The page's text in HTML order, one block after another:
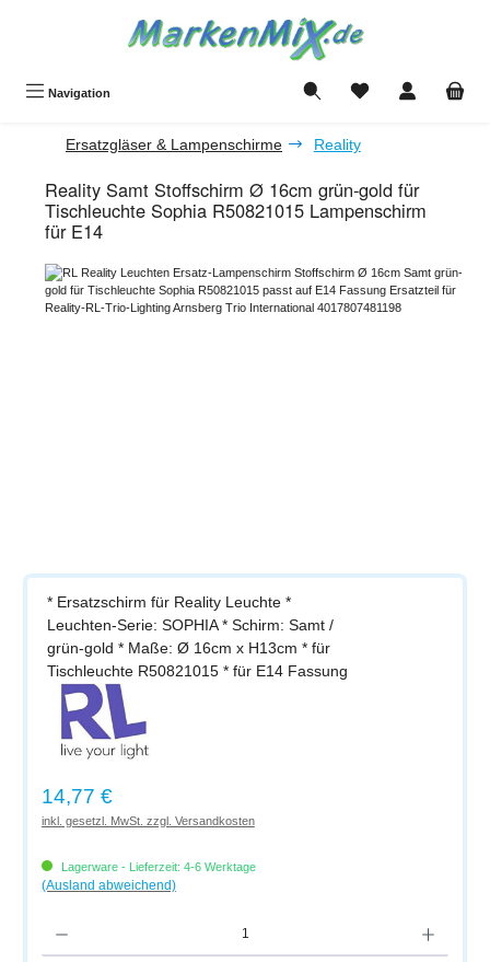
Navigation Du hast 0 Produkte
Ersatzgläser & Lampenschirme Reality
Reality Samt Stoffschirm Ø 16cm grün-gold für
Tischleuchte Sophia R50821015 Lampenschirm
für E14
Bildergalerie überspringen
* Ersatzschirm für Reality Leuchte *
Leuchten-Serie: SOPHIA * Schirm: Samt /
grün-gold * Maße: Ø 16cm x H13cm * für
Tischleuchte R50821015 * für E14 Fassung
Regulärer Preis:
14,77 €
inkl. gesetzl. MwSt. zzgl. Versandkosten
Lagerware - Lieferzeit: 4-6 Werktage
(Ausland abweichend)